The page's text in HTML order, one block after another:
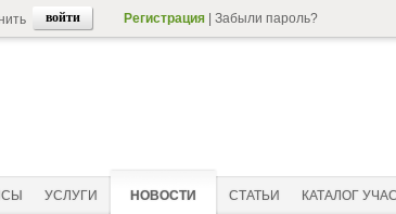
Регистрация Забыли пароль?
УСЛУГИ НОВОСТИ СТАТЬИ КАТАЛОГ